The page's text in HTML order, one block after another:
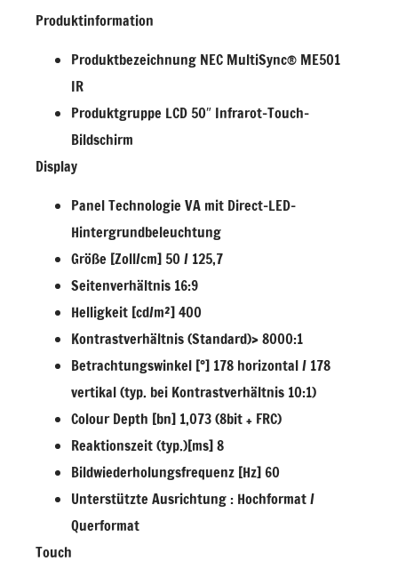
Produktinformation
Produktbezeichnung NEC MultiSync® ME501
IR
Produktgruppe LCD 50″ Infrarot-Touch-
Bildschirm
Display
Panel Technologie VA mit Direct-LED-
Hintergrundbeleuchtung
Größe [Zoll/cm] 50 / 125,7
Seitenverhältnis 16:9
Helligkeit [cd/m²] 400
Kontrastverhältnis (Standard)> 8000:1
Betrachtungswinkel [°] 178 horizontal / 178
vertikal (typ. bei Kontrastverhältnis 10:1)
Colour Depth [bn] 1,073 (8bit + FRC)
Reaktionszeit (typ.)[ms] 8
Bildwiederholungsfrequenz [Hz] 60
Unterstützte Ausrichtung : Hochformat /
Querformat
Touch